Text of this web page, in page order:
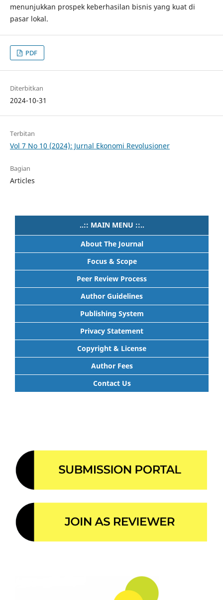
menunjukkan prospek keberhasilan bisnis yang kuat di
pasar lokal.
PDF
Diterbitkan
2024-10-31
Terbitan
Vol 7 No 10 (2024): Jurnal Ekonomi Revolusioner
Bagian
Articles
..:: MAIN MENU ::..
About The Journal
Focus & Scope
Peer Review Process
Author Guidelines
Publishing System
Privacy Statement
Copyright & License
Author Fees
Contact Us